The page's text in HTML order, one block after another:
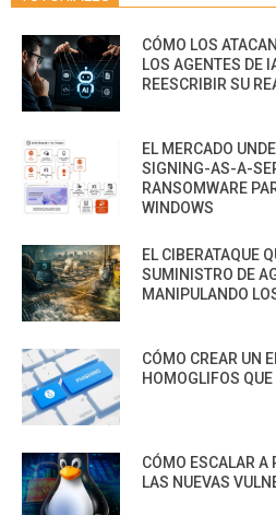
CÓMO LOS
LOS AGENTES DE
REESCRIBIR SU
EL MERCADO
SIGNING-AS-A-
RANSOMWARE
WINDOWS
EL CIBERATAQUE
SUMINISTRO DE
MANIPULANDO
CÓMO CREAR UN
HOMOGLIFOS
CÓMO ESCALAR A
LAS NUEVAS